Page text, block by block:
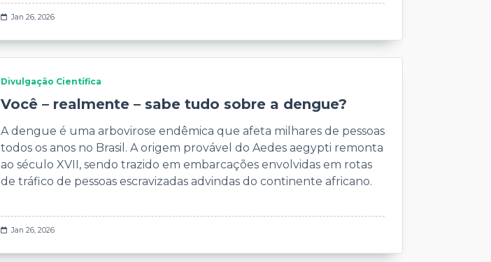
Jan 26, 2026
Divulgação Científica
Você – realmente – sabe tudo sobre a dengue?
A dengue é uma arbovirose endêmica que afeta milhares de pessoas
todos os anos no Brasil. A origem provável do Aedes aegypti remonta
ao século XVII, sendo trazido em embarcações envolvidas em rotas
de tráfico de pessoas escravizadas advindas do continente africano.
Jan 26, 2026